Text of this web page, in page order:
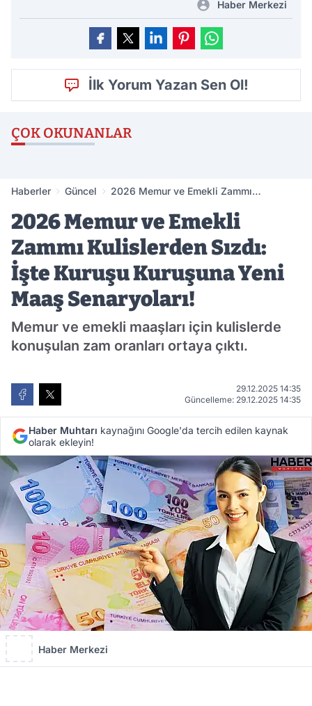
Haber Merkezi
İlk Yorum Yazan Sen Ol!
ÇOK OKUNANLAR
Haberler Güncel
2026 Memur ve Emekli Zammı
Yeni Maaş Senaryoları!
2026 Memur ve Emekli
Zammı Kulislerden Sızdı:
İşte Kuruşu Kuruşuna Yeni
Maaş Senaryoları!
Memur ve emekli maaşları için kulislerde
konuşulan zam oranları ortaya çıktı.
29.12.2025 14:35
Güncelleme: 29.12.2025 14:35
Haber Muhtarı kaynağını Google'da tercih edilen kaynak
olarak ekleyin!
Haber Merkezi